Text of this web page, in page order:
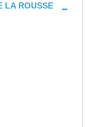
ROUSSE